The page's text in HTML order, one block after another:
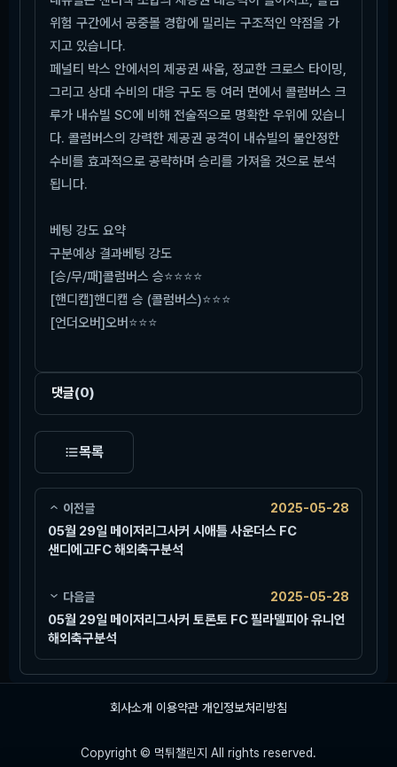
위험 구간에서 공중볼 경합에 밀리는 구조적인 약점을 가
지고 있습니다.
페널티 박스 안에서의 제공권 싸움, 정교한 크로스 타이밍,
그리고 상대 수비의 대응 구도 등 여러 면에서 콜럼버스 크
루가 내슈빌 SC에 비해 전술적으로 명확한 우위에 있습니
다. 콜럼버스의 강력한 제공권 공격이 내슈빌의 불안정한
수비를 효과적으로 공략하며 승리를 가져올 것으로 분석
됩니다.
베팅 강도 요약
구분예상 결과베팅 강도
[승/무/패]콜럼버스 승⭐⭐⭐⭐
[핸디캡]핸디캡 승 (콜럼버스)⭐⭐⭐
[언더오버]오버 ⭐⭐⭐
댓글(0)
목록
이전글 2025-05-28
05월 29일 메이저리그사커 시애틀 사운더스 FC
샌디에고FC 해외축구분석
다음글 2025-05-28
05월 29일 메이저리그사커 토론토 FC 필라델피아 유니언
해외축구분석
회사소개 이용약관 개인정보처리방침
Copyright © 먹튀챌린지 All rights reserved.